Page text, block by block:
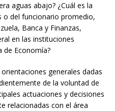
aguas abajo? ¿Cuál es la
o del funcionario promedio,
Banca y Finanzas,
en las instituciones
de Economía?
generales dadas
de la voluntad de
actuaciones y decisiones
relacionadas con el área